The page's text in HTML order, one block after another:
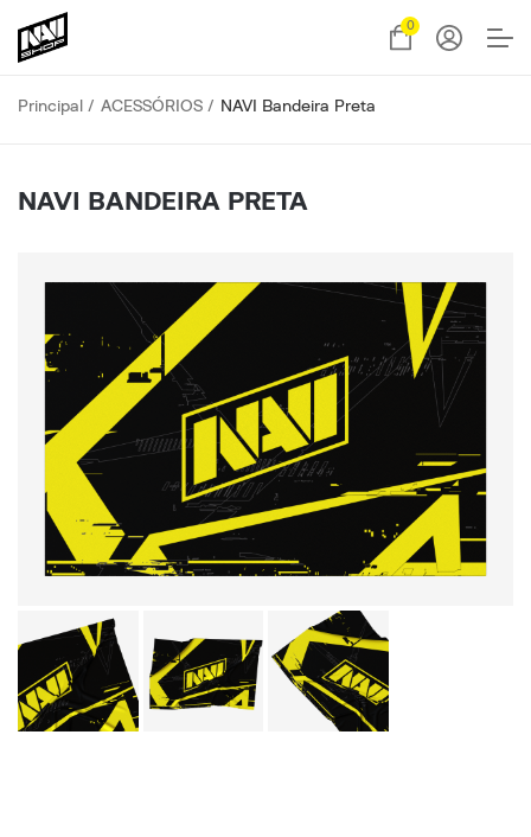
0
Principal ACESSÓRIOS NAVI Bandeira Preta
NAVI BANDEIRA PRETA